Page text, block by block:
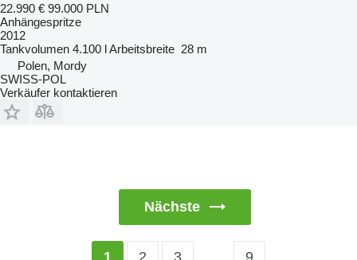
22.990 € 99.000 PLN
Anhängespritze
2012
Tankvolumen 4.100 lArbeitsbreite 28 m
Polen, Mordy
SWISS-POL
Verkäufer kontaktieren
Nächste
2 3 … 9